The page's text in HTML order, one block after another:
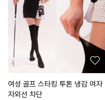
여성 골프 스타킹 투톤 냉감 여자
자외선 차단